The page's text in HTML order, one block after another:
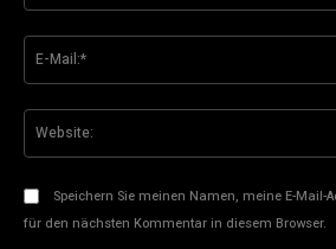
Speichern Sie meinen Namen, meine E-Mail-
für den nächsten Kommentar in diesem Browser.